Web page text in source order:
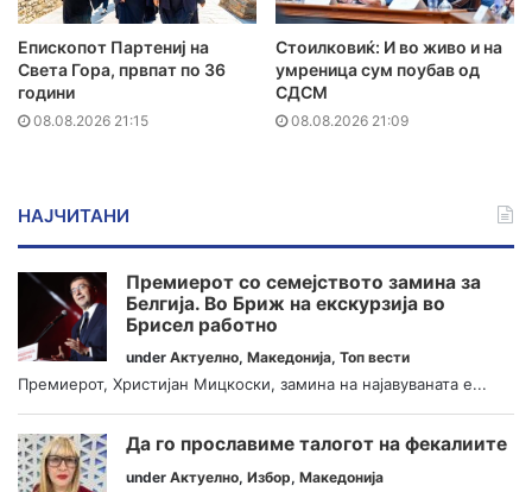
Епископот Партениј на
Света Гора, првпат по 36
години
08.08.2026 21:15
Стоилковиќ: И во живо и на
умреница сум поубав од
СДСМ
08.08.2026 21:09
НАЈЧИТАНИ
Премиерот со семејството замина за
Белгија. Во Бриж на екскурзија во
Брисел работно
under Актуелно, Македонија, Топ вести
Премиерот, Христијан Мицкоски, замина на најавуваната е...
Да го прославиме талогот на фекалиите
under Актуелно, Избор, Македонија